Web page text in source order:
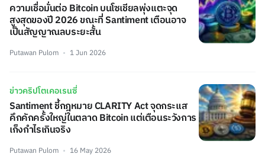
ความเชื่อมั่นต่อ Bitcoin บนโซเชียลพุ่งแตะจุด
สูงสุดของปี 2026 ขณะที่ Santiment เตือนอาจ
เป็นสัญญาณลบระยะสั้น
Putawan Pulom 1 Jun 2026
ข่าวคริปโตเคอเรนซี่
Santiment ชี้กฎหมาย CLARITY Act จุดกระแส
คึกคักครั้งใหญ่ในตลาด Bitcoin แต่เตือนระวังการ
เก็งกำไรเกินจริง
Putawan Pulom 16 May 2026